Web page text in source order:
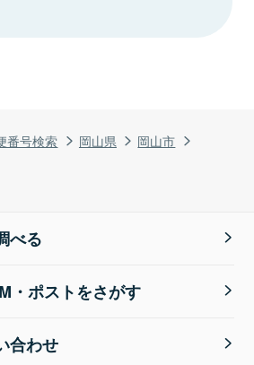
番号検索 岡山県
岡山市
べる
・ポストをさがす
合わせ